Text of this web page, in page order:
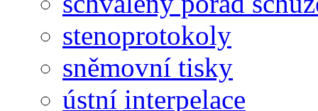
stenoprotokoly
sněmovní tisky
ústní interpelace